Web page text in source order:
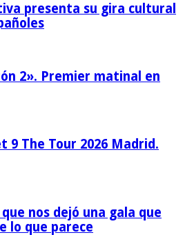
presenta su gira cultural
2». Premier matinal en
9 The Tour 2026 Madrid.
que nos dejó una gala que
lo que parece